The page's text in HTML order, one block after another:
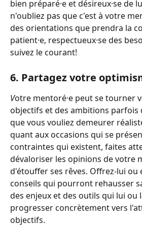
bien préparé·e et désireux·se de
n'oubliez pas que c'est à votre
des orientations que prendra la
patient·e, respectueux·se des
suivez le courant!
6. Partagez votre
Votre mentoré·e peut se tourner
objectifs et des ambitions parfois
que vous vouliez demeurer
quant aux occasions qui se
contraintes qui existent, faites
dévaloriser les opinions de votre
d'étouffer ses rêves. Offrez-lui ou
conseils qui pourront rehausser
des enjeux et des outils qui lui
progresser concrètement vers
objectifs.